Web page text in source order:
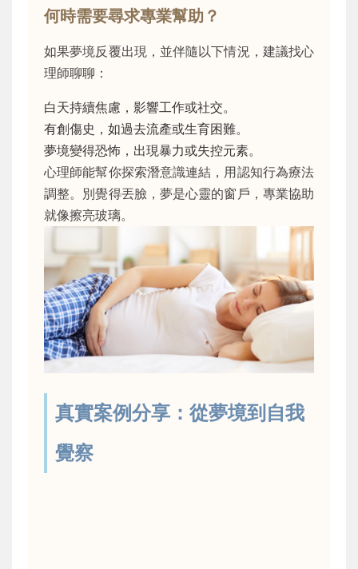
何時需要尋求專業幫助？
如果夢境反覆出現，並伴隨以下情況，建議找心
理師聊聊：
白天持續焦慮，影響工作或社交。
有創傷史，如過去流產或生育困難。
夢境變得恐怖，出現暴力或失控元素。
心理師能幫你探索潛意識連結，用認知行為療法
調整。別覺得丟臉，夢是心靈的窗戶，專業協助
就像擦亮玻璃。
真實案例分享：從夢境到自我
覺察